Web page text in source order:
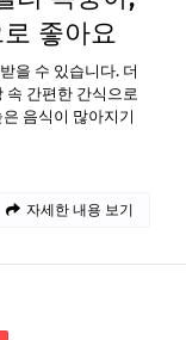
좋아요
을 수 있습니다. 더
속 간편한 간식으로
음식이 많아지기
자세한 내용 보기